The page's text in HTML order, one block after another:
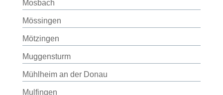
Mosbach
Mössingen
Mötzingen
Muggensturm
Mühlheim an der Donau
Mulfingen